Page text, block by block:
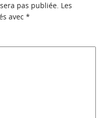
pas publiée. Les
avec *